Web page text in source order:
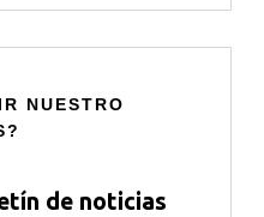
NUESTRO
de noticias